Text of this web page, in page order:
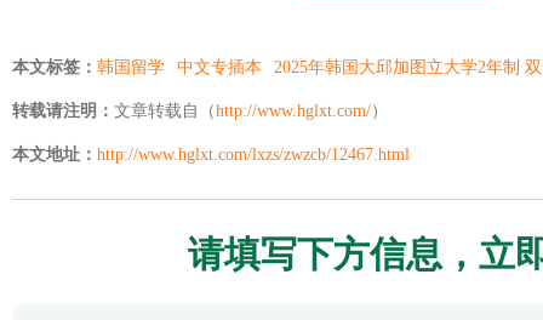
本文标签： 韩国留学 中文专插本 2025年韩国大邱加图立大学2年制
转载请注明： 文章转载自（http://www.hglxt.com/）
本文地址： http://www.hglxt.com/lxzs/zwzcb/12467.html
请填写下方信息，立